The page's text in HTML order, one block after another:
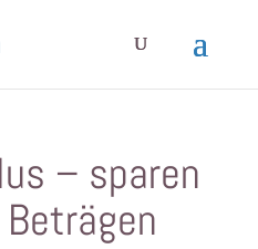
– sparen